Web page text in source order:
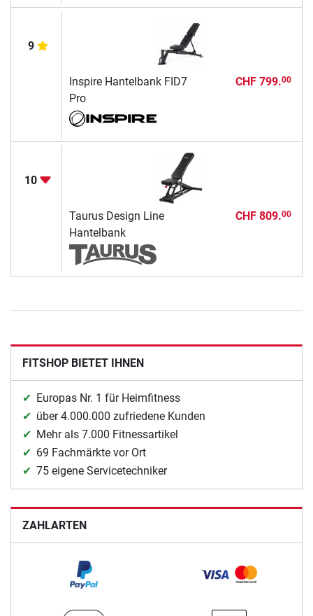
9
Inspire Hantelbank FID7
Pro
CHF 799.00
10
Taurus Design Line
Hantelbank
CHF 809.00
FITSHOP BIETET IHNEN
Europas Nr. 1 für Heimfitness
über 4.000.000 zufriedene Kunden
Mehr als 7.000 Fitnessartikel
69 Fachmärkte vor Ort
75 eigene Servicetechniker
ZAHLARTEN